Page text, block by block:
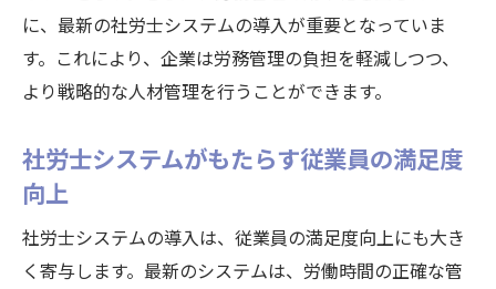
に、最新の社労士システムの導入が重要となっていま
す。これにより、企業は労務管理の負担を軽減しつつ、
より戦略的な人材管理を行うことができます。
社労士システムがもたらす従業員の満足度
向上
社労士システムの導入は、従業員の満足度向上にも大き
く寄与します。最新のシステムは、労働時間の正確な管